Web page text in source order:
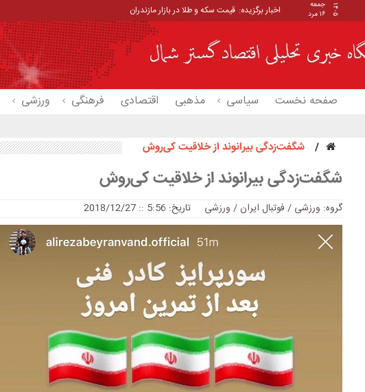
۱۴۰۵
جمعه
۱۶ مرد
اخبار برگزیده: قیمت سکه و طلا در بازار مازندران
صفحه نخست سیاسی مذهبی اقتصادی فرهنگی ورزشی
شگفت‌زدگی بیرانوند از خلاقیت کی‌روش
شگفت‌زدگی بیرانوند از خلاقیت کی‌روش
گروه: ورزشی / فوتبال ایران/ ورزشی تاریخ: 5:56 :: 2018/12/27